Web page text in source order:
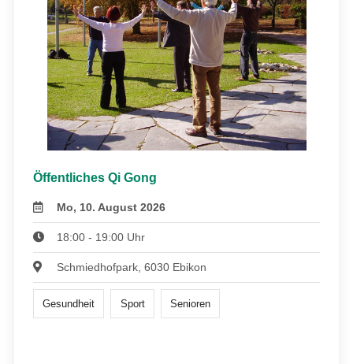
Öffentliches Qi Gong
Mo, 10. August 2026
18:00 - 19:00 Uhr
Schmiedhofpark, 6030 Ebikon
Gesundheit Sport Senioren